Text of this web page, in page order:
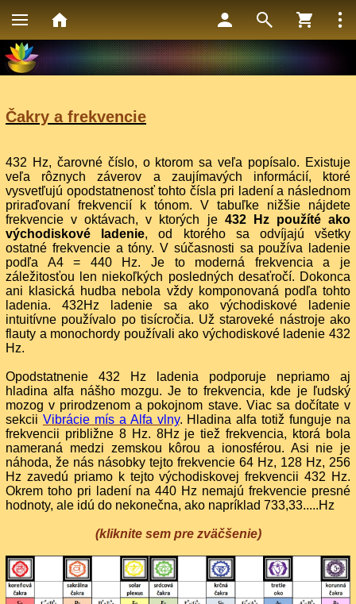
Čakry a frekvencie
432 Hz, čarovné číslo, o ktorom sa veľa popísalo. Existuje
veľa rôznych záverov a zaujímavých informácií, ktoré
vysvetľujú opodstatnenosť tohto čísla pri ladení a následnom
priraďovaní frekvencií k tónom. V tabuľke nižšie nájdete
frekvencie v oktávach, v ktorých je 432 Hz použíté ako
východiskové ladenie, od ktorého sa odvíjajú všetky
ostatné frekvencie a tóny. V súčasnosti sa používa ladenie
podľa A4 = 440 Hz. Je to moderná frekvencia a je
záležitosťou len niekoľkých posledných desaťročí. Dokonca
ani klasická hudba nebola vždy komponovaná podľa tohto
ladenia. 432Hz ladenie sa ako východiskové ladenie
intuitívne používalo po tisícročia. Už staroveké nástroje ako
flauty a monochordy používali ako východiskové ladenie 432
Hz.
Opodstatnenie 432 Hz ladenia podporuje nepriamo aj
hladina alfa nášho mozgu. Je to frekvencia, kde je ľudský
mozog v prirodzenom a pokojnom stave. Viac sa dočítate v
sekcii Vibrácie mís a Alfa vlny. Hladina alfa totiž funguje na
frekvencii približne 8 Hz. 8Hz je tiež frekvencia, ktorá bola
nameraná medzi zemskou kôrou a ionosférou. Asi nie je
náhoda, že nás násobky tejto frekvencie 64 Hz, 128 Hz, 256
Hz zavedú priamo k tejto východiskovej frekvencii 432 Hz.
Okrem toho pri ladení na 440 Hz nemajú frekvencie presné
hodnoty, ale idú do nekonečna, ako napríklad 733,33.....Hz
(kliknite sem pre zväčšenie)